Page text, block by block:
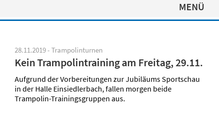
MENÜ
28.11.2019 - Trampolinturnen
Kein Trampolintraining am Freitag, 29.11.
Aufgrund der Vorbereitungen zur Jubiläums Sportschau
in der Halle Einsiedlerbach, fallen morgen beide
Trampolin-Trainingsgruppen aus.